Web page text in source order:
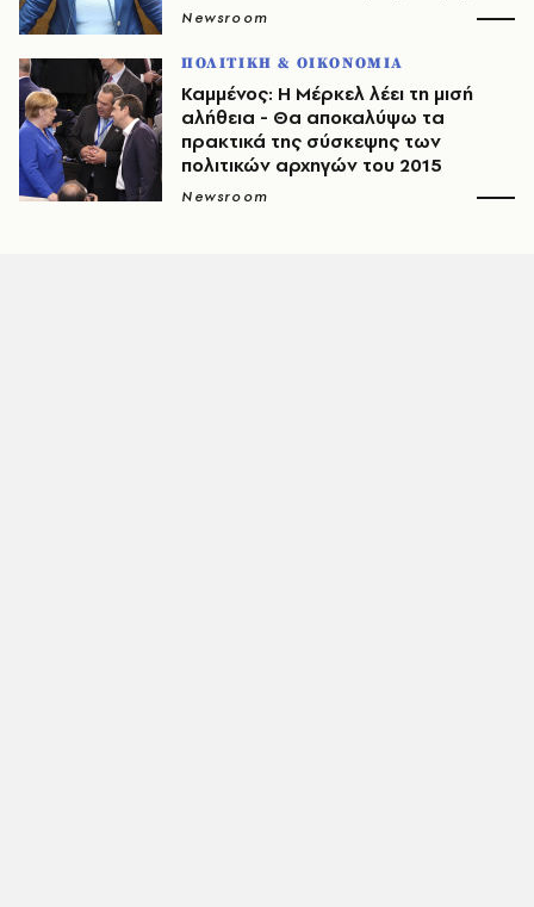
Newsroom
ΠΟΛΙΤΙΚΗ & ΟΙΚΟΝΟΜΙΑ
Καμμένος: Η Μέρκελ λέει τη μισή
αλήθεια - Θα αποκαλύψω τα
πρακτικά της σύσκεψης των
πολιτικών αρχηγών του 2015
Newsroom